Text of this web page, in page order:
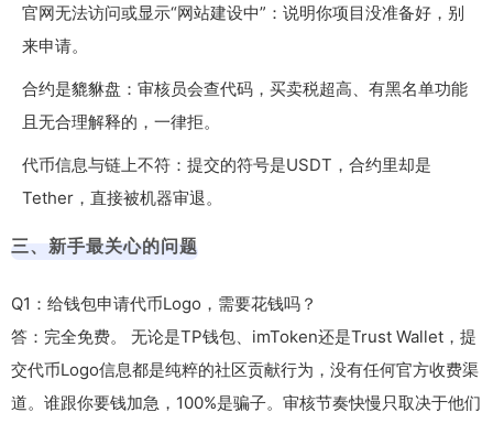
官网无法访问或显示“网站建设中”：说明你项目没准备好，别
来申请。
合约是貔貅盘：审核员会查代码，买卖税超高、有黑名单功能
且无合理解释的，一律拒。
代币信息与链上不符：提交的符号是USDT ，合约里却是
Tether ，直接被机器审退。
三、新手最关心的问题
Q1：给钱包申请代币Logo，需要花钱吗？
答：完全免费。 无论是TP钱包、imToken还是Trust Wallet，提
交代币Logo信息都是纯粹的社区贡献行为，没有任何官方收费渠
道。谁跟你要钱加急，100%是骗子。审核节奏快慢只取决于他们